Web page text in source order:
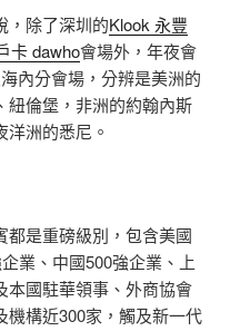
，除了深圳的Klook 永豐
卡 dawho會場外，年夜會
內分會場，分辨是美洲的
紐倫堡，非洲的約翰內斯
洲的悉尼。
都是重磅級別，包含美國
業、中國500強企業、上
本國駐華領事、外商協會
構近300家，觸及新一代